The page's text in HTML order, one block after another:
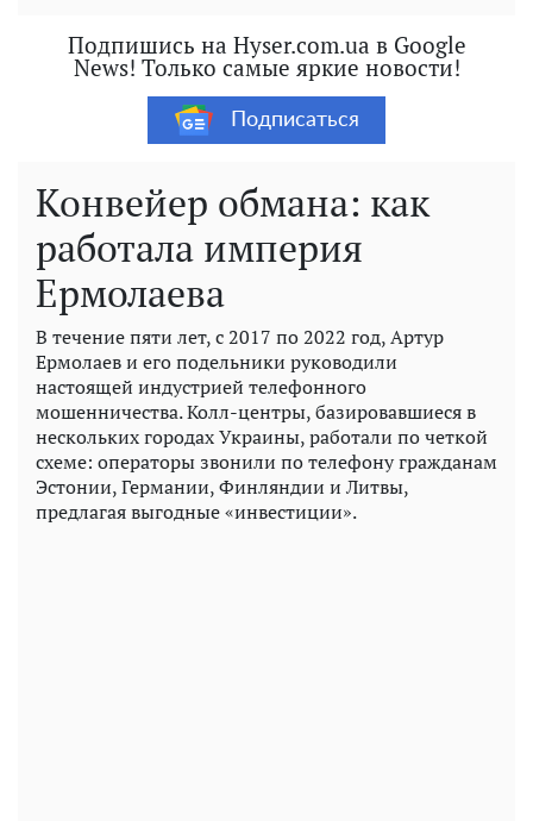
Подпишись на Hyser.com.ua в Google
News! Только самые яркие новости!
Подписаться
Конвейер обмана: как
работала империя
Ермолаева
В течение пяти лет, с 2017 по 2022 год, Артур
Ермолаев и его подельники руководили
настоящей индустрией телефонного
мошенничества. Колл-центры, базировавшиеся в
нескольких городах Украины, работали по четкой
схеме: операторы звонили по телефону гражданам
Эстонии, Германии, Финляндии и Литвы,
предлагая выгодные «инвестиции».